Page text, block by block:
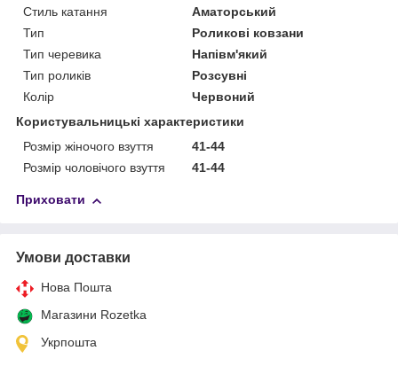
Стиль катання
Аматорський
Тип
Роликові ковзани
Тип черевика
Напівм'який
Тип роликів
Розсувні
Колір
Червоний
Користувальницькі характеристики
Розмір жіночого взуття
41-44
Розмір чоловічого взуття
41-44
Приховати
Умови доставки
Нова Пошта
Магазини Rozetka
Укрпошта